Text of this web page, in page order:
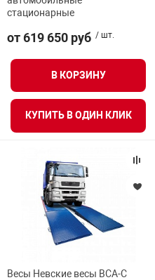
решения
безопасность
установки
стационарные
от 619 650 руб / шт.
В КОРЗИНУ
КУПИТЬ В ОДИН КЛИК
Весы Невские весы ВСА-С